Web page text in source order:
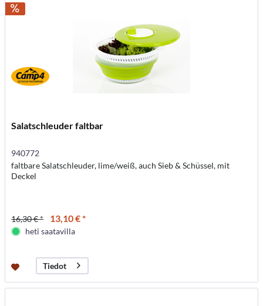
Salatschleuder faltbar
940772
faltbare Salatschleuder, lime/weiß, auch Sieb & Schüssel, mit
Deckel
16,30 € * 13,10 € *
heti saatavilla
Tiedot